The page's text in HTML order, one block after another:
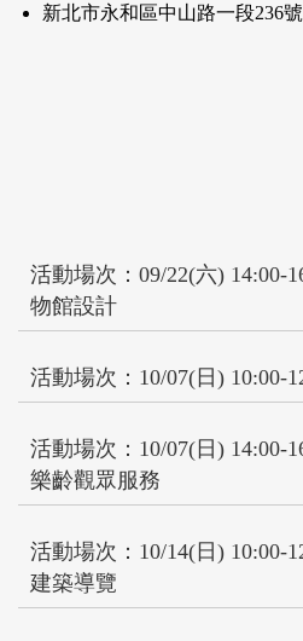
新北市永和區中山路一段236
活動場次：09/22(六) 14:00-
物館設計
活動場次：10/07(日) 10:00-
活動場次：10/07(日) 14:00-
樂齡觀眾服務
活動場次：10/14(日) 10:00-
建築導覽